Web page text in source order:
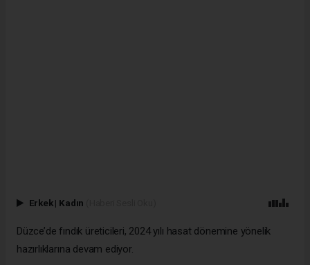
Erkek | Kadın
Düzce’de fındık üreticileri, 2024 yılı hasat dönemine yönelik
hazırlıklarına devam ediyor.